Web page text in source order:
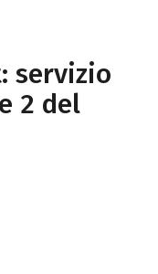
servizio
2 del